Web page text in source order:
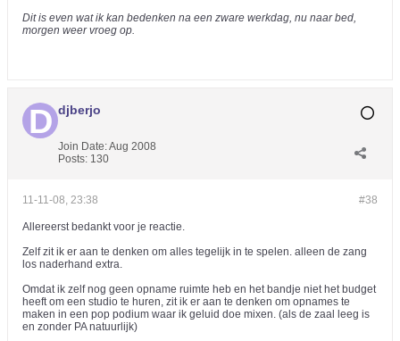
Dit is even wat ik kan bedenken na een zware werkdag, nu naar bed,
morgen weer vroeg op.
djberjo
Join Date:Aug 2008
Posts: 130
#38
11-11-08, 23:38
Allereerst bedankt voor je reactie.
Zelf zit ik er aan te denken om alles tegelijk in te spelen. alleen de zang
los naderhand extra.
Omdat ik zelf nog geen opname ruimte heb en het bandje niet het budget
heeft om een studio te huren, zit ik er aan te denken om opnames te
maken in een pop podium waar ik geluid doe mixen. (als de zaal leeg is
en zonder PA natuurlijk)